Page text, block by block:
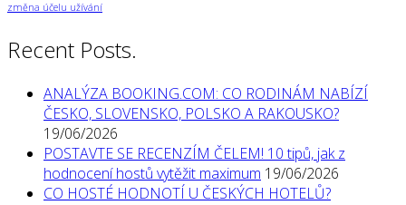
změna účelu užívání
Recent Posts.
ANALÝZA BOOKING.COM: CO RODINÁM NABÍZÍ
ČESKO, SLOVENSKO, POLSKO A RAKOUSKO?
19/06/2026
POSTAVTE SE RECENZÍM ČELEM! 10 tipů, jak z
hodnocení hostů vytěžit maximum 19/06/2026
CO HOSTÉ HODNOTÍ U ČESKÝCH HOTELŮ?